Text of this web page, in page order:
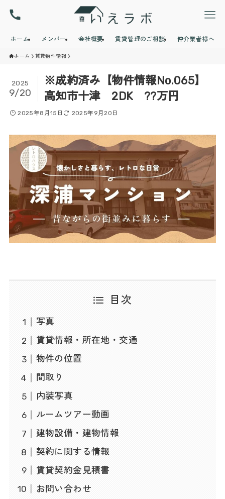
ホーム メンバー 会社概要 賃貸管理のご相談 仲介業者様へ
ホーム 賃貸物件情報
※成約済み【物件情報No.065】
高知市十津 2DK ??万円
2025
9/20
2025年8月15日 2025年9月20日
目次
写真
賃貸情報・所在地・交通
物件の位置
間取り
内装写真
ルームツアー動画
建物設備・建物情報
契約に関する情報
賃貸契約金見積書
お問い合わせ